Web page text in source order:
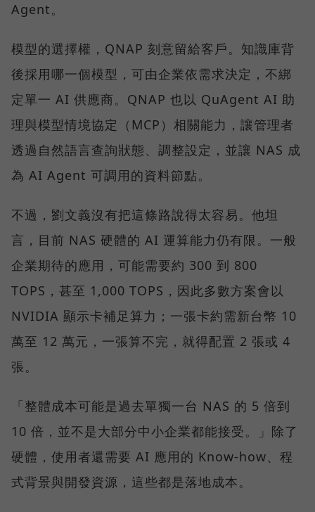
Agent。
模型的選擇權，QNAP 刻意留給客戶。知識庫背
後採用哪一個模型，可由企業依需求決定，不綁
定單一 AI 供應商。QNAP 也以 QuAgent AI 助
理與模型情境協定（MCP）相關能力，讓管理者
透過自然語言查詢狀態、調整設定，並讓 NAS 成
為 AI Agent 可調用的資料節點。
不過，劉文義沒有把這條路說得太容易。他坦
言，目前 NAS 硬體的 AI 運算能力仍有限。一般
企業期待的應用，可能需要約 300 到 800
TOPS，甚至 1,000 TOPS，因此多數方案會以
NVIDIA 顯示卡補足算力；一張卡約需新台幣 10
萬至 12 萬元，一張算不完，就得配置 2 張或 4
張。
「整體成本可能是過去單獨一台 NAS 的 5 倍到
10 倍，並不是大部分中小企業都能接受。」除了
硬體，使用者還需要 AI 應用的 Know-how、程
式背景與開發資源，這些都是落地成本。